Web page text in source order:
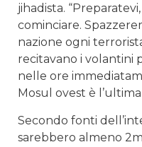
jihadista.
cominciare.
nazione ogni
recitavano i volantini
nelle ore
Mosul ovest è
Secondo fonti
sarebbero almeno